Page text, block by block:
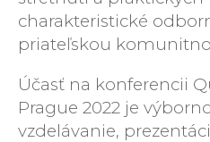
charakteristické
priateľskou
Účasť na konferencii
Prague 2022 je
vzdelávanie,